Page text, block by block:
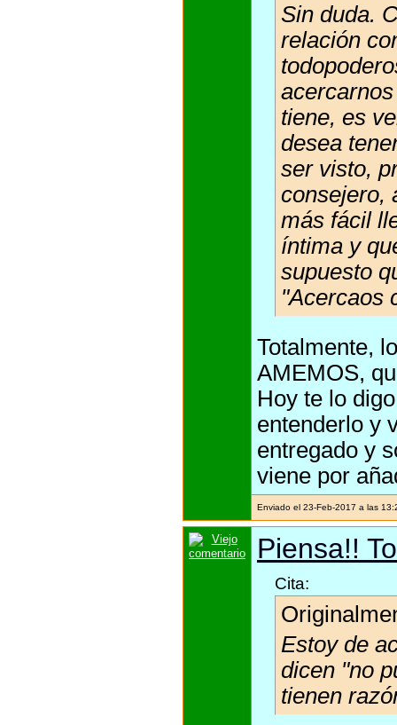
Sin duda.
relación
tiene, es
desea
ser visto,
consejero,
más fácil
íntima y
supuesto
"Acercaos
Totalmente,
AMEMOS,
Hoy te lo
entenderlo y
entregado y
viene por
Enviado el 23-Feb-2017 a las
Piensa!!
Cita:
Estoy de
dicen "no
tienen